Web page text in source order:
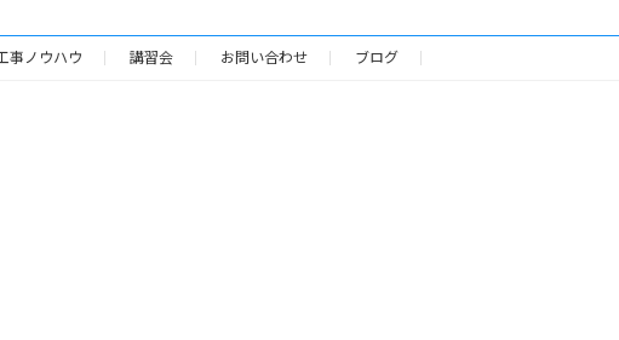
事ノウハウ 講習会 お問い合わせ ブログ